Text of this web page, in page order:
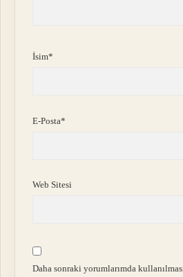
İsim*
E-Posta*
Web Sitesi
Daha sonraki yorumlarımda